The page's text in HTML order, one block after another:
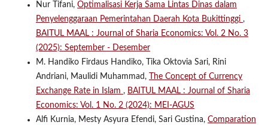
Nur Tifani, Optimalisasi Kerja Sama Lintas Dinas dalam
Penyelenggaraan Pemerintahan Daerah Kota Bukittinggi ,
BAITUL MAAL : Journal of Sharia Economics: Vol. 2 No. 3
(2025): September - Desember
M. Handiko Firdaus Handiko, Tika Oktovia Sari, Rini
Andriani, Maulidi Muhammad,
The Concept of Currency
Exchange Rate in Islam , BAITUL MAAL : Journal of Sharia
Economics: Vol. 1 No. 2 (2024): MEI-AGUS
Alfi Kurnia, Mesty Asyura Efendi, Sari Gustina, Comparation